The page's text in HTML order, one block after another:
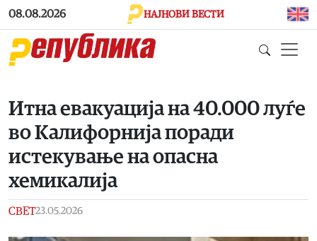
Skip to main content
08.08.2026 НАЈНОВИ ВЕСТИ
Итна евакуација на 40.000 луѓе
во Калифорнија поради
истекување на опасна
хемикалија
СВЕТ23.05.2026